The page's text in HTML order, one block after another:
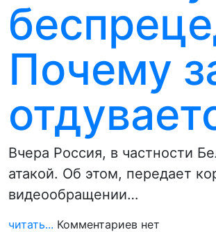
Почему
Вчера Россия, в частности
атакой. Об этом, передает
видеообращении…
читать... Комментариев нет